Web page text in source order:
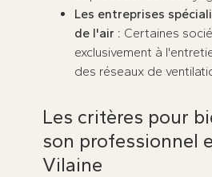
Les entreprises
de l'air : Certaines
exclusivement à
des réseaux de
Les critères pour
son professionnel
Vilaine